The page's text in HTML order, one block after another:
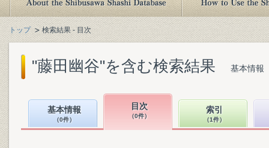
トップ 検索結果 - 目次
"藤田幽谷"を含む検索結果 基本情報
基本情報
（0件）
目次
（0件）
索引
（1件）